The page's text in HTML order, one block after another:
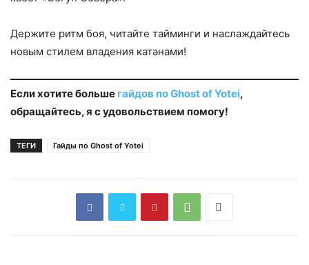
Держите ритм боя, читайте тайминги и наслаждайтесь
новым стилем владения катанами!
Если хотите больше гайдов по Ghost of Yotei,
обращайтесь, я с удовольствием помогу!
ТЕГИ Гайды по Ghost of Yotei